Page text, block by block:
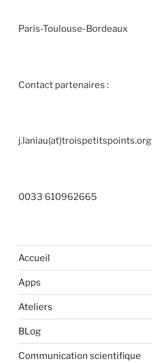
Paris-Toulouse-Bordeaux
Contact partenaires :
j.laniau(at)troispetitspoints.org
0033 610962665
Accueil
Apps
Ateliers
BLog
Communication scientifique